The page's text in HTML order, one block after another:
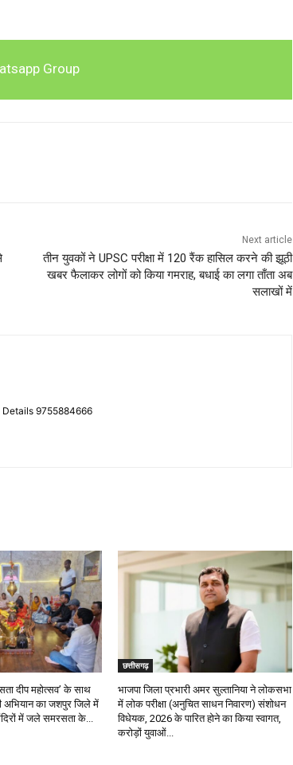
Group
Next article
तीन युवकों ने UPSC परीक्षा में 120 रैंक हासिल करने की झूठी
खबर फैलाकर लोगों को किया गमराह, बधाई का लगा ताँता अब
सलाखों में
Details 9755884666
दीप महोत्सव’ के साथ
अभियान का जशपुर जिले में
में जले समरसता के...
छत्तीसगढ़
भाजपा जिला प्रभारी अमर सुल्तानिया ने लोकसभा
में लोक परीक्षा (अनुचित साधन निवारण) संशोधन
विधेयक, 2026 के पारित होने का किया स्वागत,
करोड़ों युवाओं...